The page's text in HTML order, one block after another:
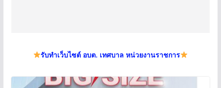
รับทำเว็บไซต์ อบต. เทศบาล หน่วยงานราชการ